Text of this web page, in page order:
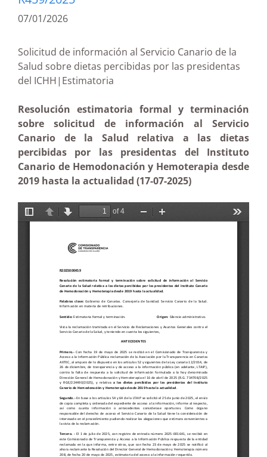
07/01/2026
Solicitud de información al Servicio Canario de la
Salud sobre dietas percibidas por las presidentas
del ICHH|Estimatoria
Resolución estimatoria formal y terminación
sobre solicitud de información al Servicio
Canario de la Salud relativa a las dietas
percibidas por las presidentas del Instituto
Canario de Hemodonación y Hemoterapia desde
2019 hasta la actualidad (17-07-2025)